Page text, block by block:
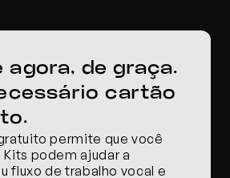
agora, de graça.
cartão
permite que você
podem ajudar a
fluxo de trabalho vocal e